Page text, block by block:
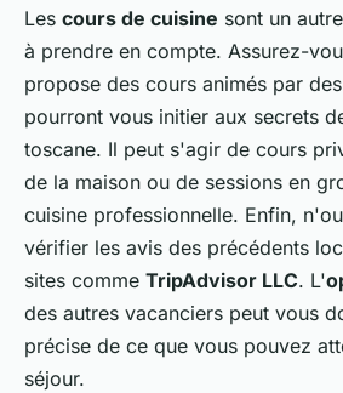
Les cours de cuisine sont un
à prendre en compte. Assurez-
propose des cours animés par
pourront vous initier aux secrets
toscane. Il peut s'agir de cours
de la maison ou de sessions en
cuisine professionnelle. Enfin,
vérifier les avis des précédents
sites comme TripAdvisor LLC. L'
des autres vacanciers peut vous
précise de ce que vous pouvez
séjour.